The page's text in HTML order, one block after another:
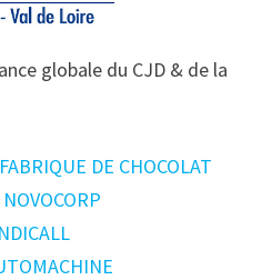
globale du CJD & de la
DE CHOCOLAT
NOVOCORP